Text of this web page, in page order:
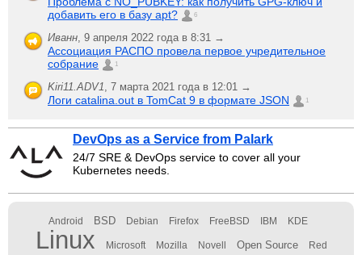
добавить его в базу apt?
6
Иванн, 9 апреля 2022 года в 8:31 →
Ассоциация РАСПО провела первое учредительное
собрание
1
Kiri11.ADV1, 7 марта 2021 года в 12:01 →
Логи catalina.out в TomCat 9 в формате JSON 1
DevOps as a Service from Palark
24/7 SRE & DevOps service to cover all your
Kubernetes needs.
Android BSD Debian Firefox FreeBSD IBM KDE
Linux Microsoft Mozilla Novell Open Source Red